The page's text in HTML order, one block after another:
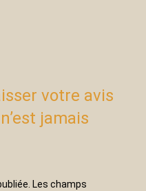
votre avis
jamais
Les champs